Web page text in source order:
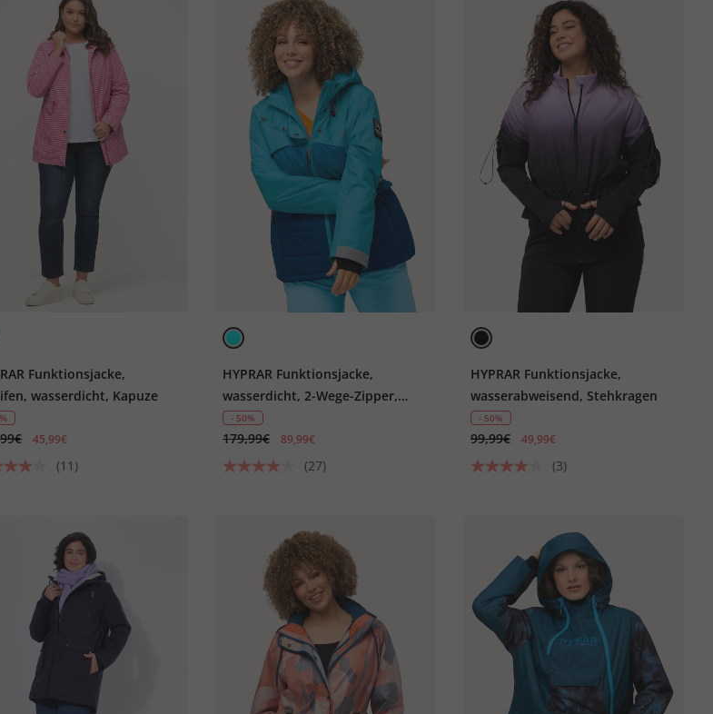
Funktionsjacke,
wasserdicht, Kapuze
45,99€
(11)
HYPRAR Funktionsjacke,
wasserdicht, 2-Wege-Zipper,
Schneefang
- 50%
179,99€ 89,99€
(27)
HYPRAR Funktionsjacke,
wasserabweisend, Stehkragen
- 50%
99,99€ 49,99€
(3)